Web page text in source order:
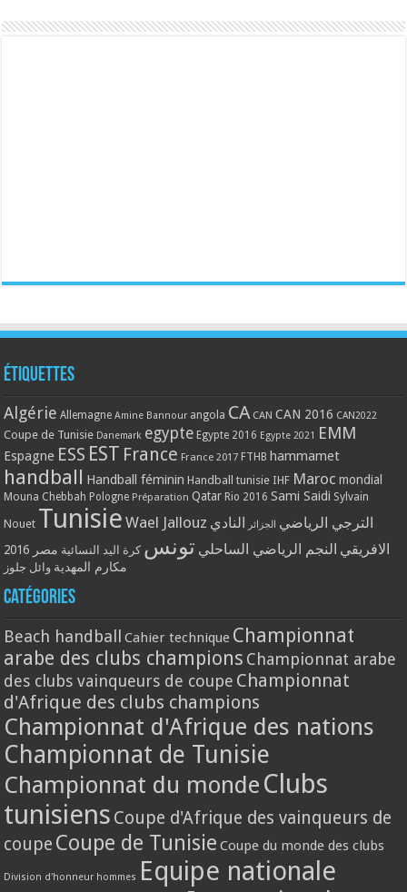
Étiquettes
Algérie Allemagne Amine Bannour angola CA CAN CAN 2016 CAN2022
Coupe de Tunisie Danemark egypte Egypte 2016 Egypte 2021 EMM
Espagne ESS EST France France 2017 FTHB hammamet
handball Handball féminin Handball tunisie IHF Maroc mondial
Mouna Chebbah Pologne Préparation Qatar Rio 2016 Sami Saidi Sylvain
Nouet Tunisie Wael Jallouz الترجي الرياضي الجزائر النادي
الافريقي النجم الرياضي الساحلي تونس كرة اليد النسائية مصر 2016
مكارم المهدية وائل جلوز
Catégories
Beach handball Cahier technique Championnat
arabe des clubs champions Championnat arabe
des clubs vainqueurs de coupe Championnat
d'Afrique des clubs champions
Championnat d'Afrique des nations
Championnat de Tunisie
Championnat du monde Clubs
tunisiens Coupe d'Afrique des vainqueurs de
coupe Coupe de Tunisie Coupe du monde des clubs
Division d'honneur hommes Equipe nationale